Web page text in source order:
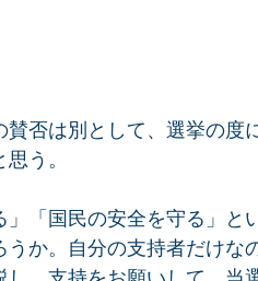
否は別として、選挙の度
う。
「国民の安全を守る」と
か。自分の支持者だけな